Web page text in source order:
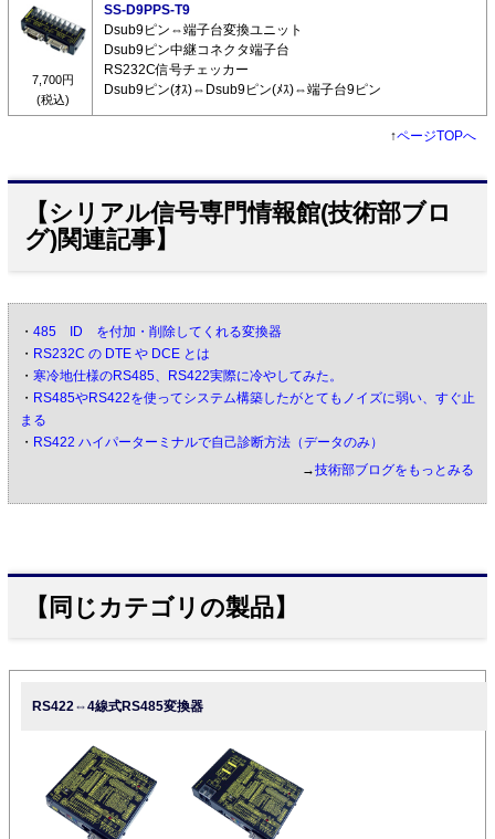
7,700円
(税込)
SS-D9PPS-T9
Dsub9ピン⇔端子台変換ユニット
Dsub9ピン中継コネクタ端子台
RS232C信号チェッカー
Dsub9ピン(ｵｽ)⇔Dsub9ピン(ﾒｽ)⇔端子台9ピン
↑ページTOPへ
【シリアル信号専門情報館(技術部ブロ
グ)関連記事】
・ 485 ID を付加・削除してくれる変換器
・ RS232C の DTE や DCE とは
・ 寒冷地仕様のRS485、RS422実際に冷やしてみた。
・ RS485やRS422を使ってシステム構築したがとてもノイズに弱い、すぐ止
まる
・ RS422 ハイパーターミナルで自己診断方法（データのみ）
→技術部ブログをもっとみる
【同じカテゴリの製品】
RS422⇔4線式RS485変換器